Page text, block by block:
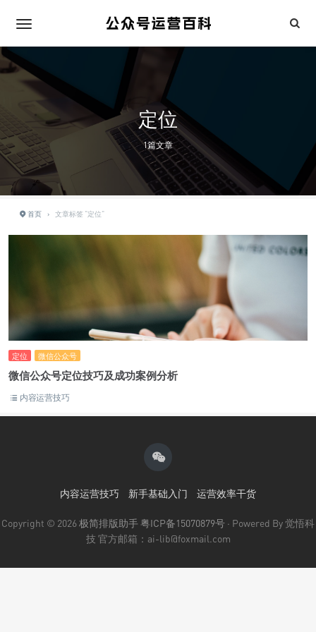
定位
1篇文章
首页 › 文章标签 "定位"
定位 微信公众号
微信公众号定位技巧及成功案例分析
内容运营技巧
内容运营技巧 新手基础入门 运营效率干货
Copyright © 2026极简排版助手粤ICP备15070879号 · Powered By 觉悟科
技 官方邮箱：ai-lib@foxmail.com